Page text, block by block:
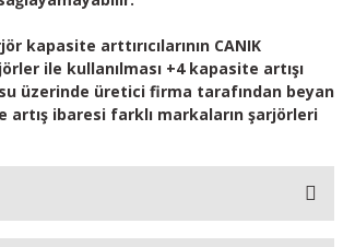
kapasite arttırıcılarının CANIK
ile kullanılması +4 kapasite artışı
üzerinde üretici firma tarafından beyan
artış ibaresi farklı markaların şarjörleri